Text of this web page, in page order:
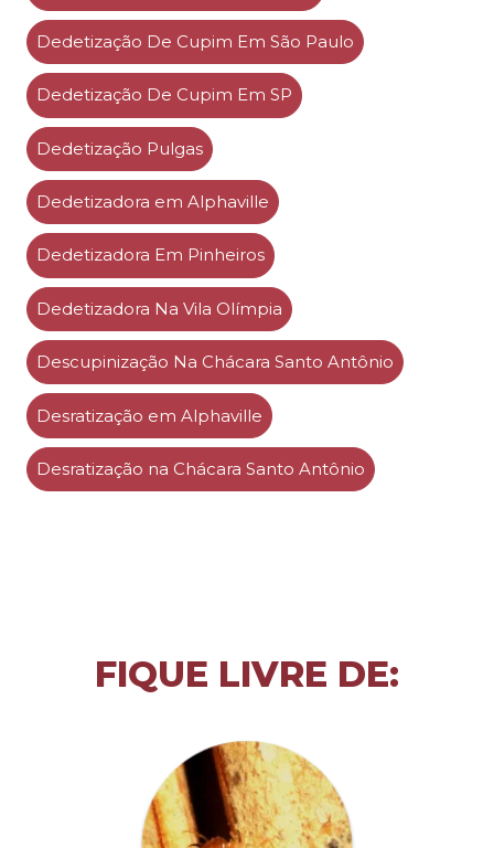
Dedetização De Cupim Em São Paulo
Dedetização De Cupim Em SP
Dedetização Pulgas
Dedetizadora em Alphaville
Dedetizadora Em Pinheiros
Dedetizadora Na Vila Olímpia
Descupinização Na Chácara Santo Antônio
Desratização em Alphaville
Desratização na Chácara Santo Antônio
FIQUE LIVRE DE: